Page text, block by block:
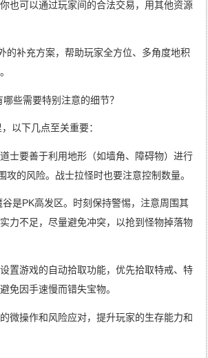
也可以通过玩家间的合法交易，用其他资源
的补充方案，帮助玩家全方位、多角度地积
些需要特别注意的细节？
以下几点至关重要：
士要善于利用地形（如墙角、障碍物）进行
攻的风险。战士拉怪时也要注意控制数量。
是PK高发区。时刻保持警惕，注意周围其
力不足，尽量避免冲突，以抢到怪物掉落物
置游戏的自动拾取功能，优先拾取特戒、特
免因手速慢而错失宝物。
微操作和风险应对，提升玩家的生存能力和